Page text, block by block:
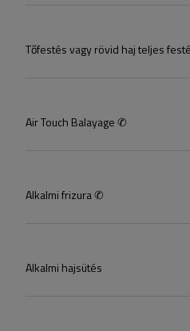
Tőfestés vagy rövid haj teljes
Air Touch Balayage ✆
Alkalmi frizura ✆
Alkalmi hajsütés